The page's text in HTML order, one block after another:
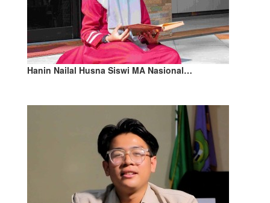
Hanin Nailal Husna Siswi MA Nasional…